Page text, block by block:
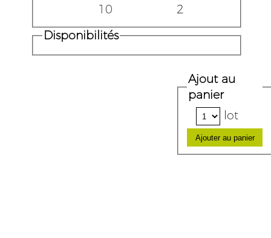
10
2
Disponibilités
Ajout au
panier
lot